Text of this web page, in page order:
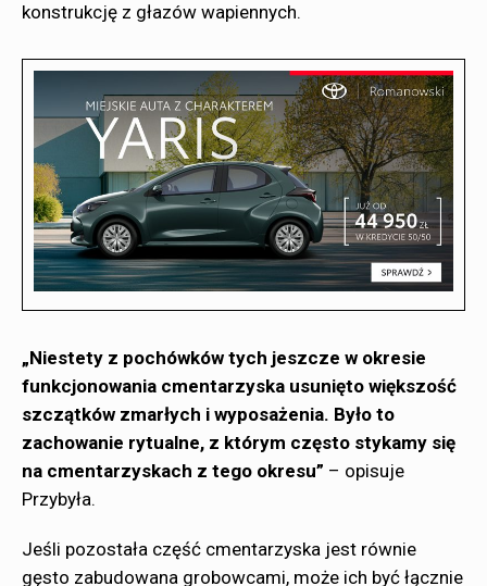
konstrukcję z głazów wapiennych.
„Niestety z pochówków tych jeszcze w okresie
funkcjonowania cmentarzyska usunięto większość
szczątków zmarłych i wyposażenia. Było to
zachowanie rytualne, z którym często stykamy się
na cmentarzyskach z tego okresu” – opisuje
Przybyła.
Jeśli pozostała część cmentarzyska jest równie
gęsto zabudowana grobowcami, może ich być łącznie